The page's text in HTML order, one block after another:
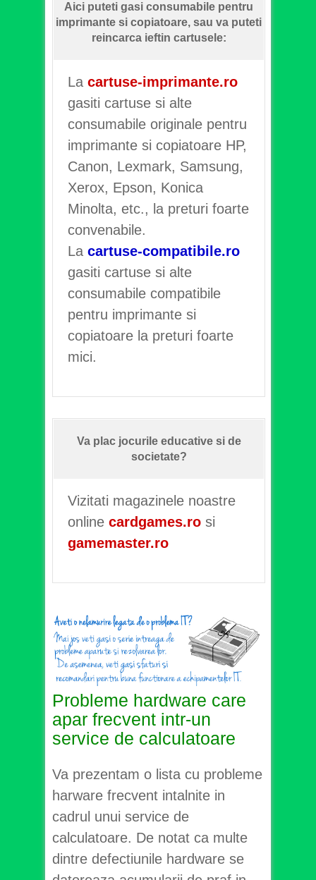
Aici puteti gasi consumabile pentru
imprimante si copiatoare, sau va puteti
reincarca ieftin cartusele:
La cartuse-imprimante.ro
gasiti cartuse si alte
consumabile originale pentru
imprimante si copiatoare HP,
Canon, Lexmark, Samsung,
Xerox, Epson, Konica
Minolta, etc., la preturi foarte
convenabile.
La cartuse-compatibile.ro
gasiti cartuse si alte
consumabile compatibile
pentru imprimante si
copiatoare la preturi foarte
mici.
Va plac jocurile educative si de
societate?
Vizitati magazinele noastre
online cardgames.ro si
gamemaster.ro
Probleme hardware care
apar frecvent intr-un
service de calculatoare
Va prezentam o lista cu probleme
harware frecvent intalnite in
cadrul unui service de
calculatoare. De notat ca multe
dintre defectiunile hardware se